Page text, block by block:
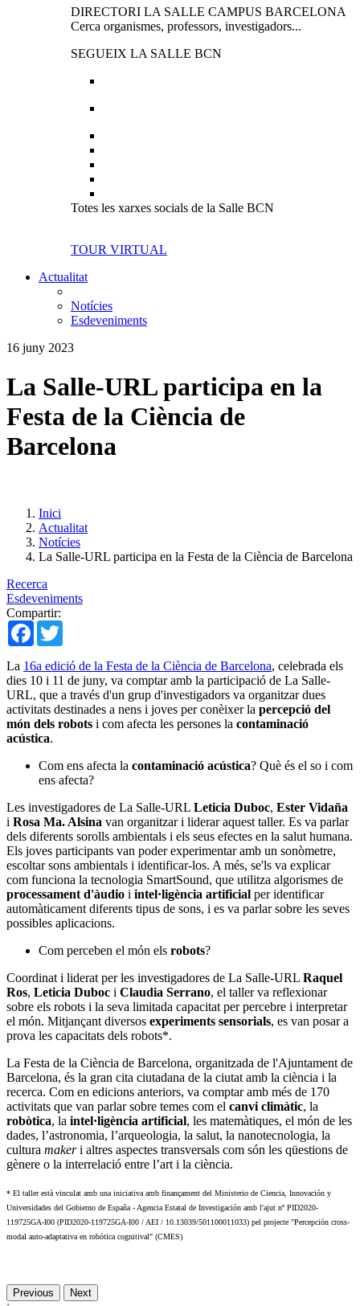
DIRECTORI LA SALLE CAMPUS BARCELONA
Cerca organismes, professors, investigadors...
SEGUEIX LA SALLE BCN
Totes les xarxes socials de la Salle BCN
TOUR VIRTUAL
Actualitat
Notícies
Esdeveniments
16 juny 2023
La Salle-URL participa en la
Festa de la Ciència de
Barcelona
Inici
Actualitat
Notícies
La Salle-URL participa en la Festa de la Ciència de Barcelona
Recerca
Esdeveniments
Compartir:
Facebook
La 16a edició de la Festa de la Ciència de Barcelona, celebrada els
dies 10 i 11 de juny, va comptar amb la participació de La Salle-
URL, que a través d'un grup d'investigadors va organitzar dues
activitats destinades a nens i joves per conèixer la percepció del
món dels robots i com afecta les persones la contaminació
acústica.
Com ens afecta la contaminació acústica? Què és el so i com
ens afecta?
Les investigadores de La Salle-URL Leticia Duboc, Ester Vidaña
i Rosa Ma. Alsina van organitzar i liderar aquest taller. Es va parlar
dels diferents sorolls ambientals i els seus efectes en la salut humana.
Els joves participants van poder experimentar amb un sonòmetre,
escoltar sons ambientals i identificar-los. A més, se'ls va explicar
com funciona la tecnologia SmartSound, que utilitza algorismes de
processament d'àudio i intel·ligència artificial per identificar
automàticament diferents tipus de sons, i es va parlar sobre les seves
possibles aplicacions.
Com perceben el món els robots?
Coordinat i liderat per les investigadores de La Salle-URL Raquel
Ros, Leticia Duboc i Claudia Serrano, el taller va reflexionar
sobre els robots i la seva limitada capacitat per percebre i interpretar
el món. Mitjançant diversos experiments sensorials, es van posar a
prova les capacitats dels robots*.
La Festa de la Ciència de Barcelona, organitzada de l'Ajuntament de
Barcelona, és la gran cita ciutadana de la ciutat amb la ciència i la
recerca. Com en edicions anteriors, va comptar amb més de 170
activitats que van parlar sobre temes com el canvi climàtic, la
robòtica, la intel·ligència artificial, les matemàtiques, el món de les
dades, l’astronomia, l’arqueologia, la salut, la nanotecnologia, la
cultura makeri altres aspectes transversals com són les qüestions de
gènere o la interrelació entre l’art i la ciència.
* El taller està vinculat amb una iniciativa amb finançament del Ministerio de Ciencia, Innovación y
Universidades del Gobierno de España - Agencia Estatal de Investigación amb l'ajut nº PID2020-
119725GA-I00 (PID2020-119725GA-I00 / AEI / 10.13039/501100011033) pel projecte "Percepción cross-
modal auto-adaptativa en robótica cognitival" (CMES)
Previous Next